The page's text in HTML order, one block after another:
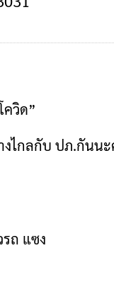
วิด”
ไกลกับ ปภ.กันนะ
ถ แซง